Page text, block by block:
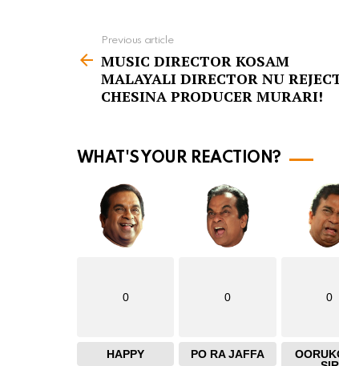
e
r
Previous article
MUSIC DIRECTOR KOSAM
MALAYALI DIRECTOR NU
CHESINA PRODUCER MURARI!
WHAT'S YOUR REACTION?
0
HAPPY
0
PO RA JAFFA
0